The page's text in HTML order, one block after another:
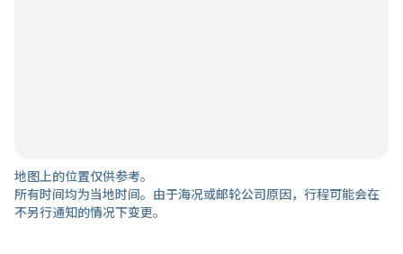
地图上的位置仅供参考。
所有时间均为当地时间。由于海况或邮轮公司原因，行程可能会在
不另行通知的情况下变更。